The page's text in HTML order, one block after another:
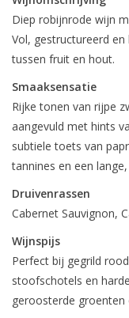
Diep robijnrode wijn
Vol, gestructureerd
tussen fruit en hout.
Smaaksensatie
Rijke tonen van rijpe
aangevuld met hints
subtiele toets van
tannines en een
Druivenrassen
Cabernet Sauvignon,
Wijnspijs
Perfect bij gegrild
stoofschotels en
geroosterde groenten